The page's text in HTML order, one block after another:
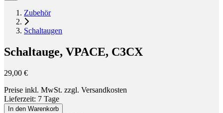
Zubehör
Schaltaugen
Schaltauge, VPACE, C3CX
29,00 €
Preise inkl. MwSt. zzgl. Versandkosten
Lieferzeit: 7 Tage
In den Warenkorb